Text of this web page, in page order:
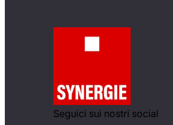
Seguici sui nostri social